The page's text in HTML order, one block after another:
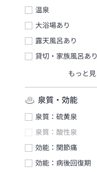
温泉
大浴場あり
露天風呂あり
貸切・家族風呂あり
泉質・効能
泉質：硫黄泉
泉質：酸性泉
効能：関節痛
効能：病後回復期